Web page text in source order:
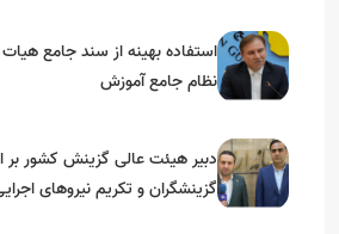
استفاده بهینه از سند جامع
نظام جامع آموزش
دبیر هیئت عالی گزینش کشور بر
گزینشگران و تکریم نیروهای